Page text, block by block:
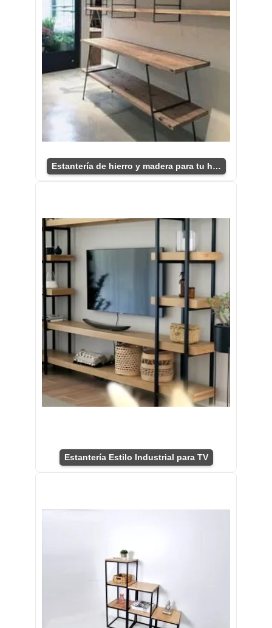
Estantería de hierro y madera para tu hogar
Estantería Estilo Industrial para TV